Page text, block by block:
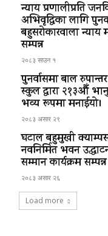
न्याय प्रणालीप्रति
अभिवृद्धिका लागि
बहुसरोकारवाला
सम्पन्न
२०८३ साउन १
पुनर्वासमा बाल रुपान्तर
स्कुल द्धारा २१३औँ
भव्य रूपमा मनाईयो।
२०८३ असार २९
घटाल बहुमुखी
नवनिर्मित भवन
सम्मान कार्यक्रम सम्पन्न
२०८३ असार २६
Load more